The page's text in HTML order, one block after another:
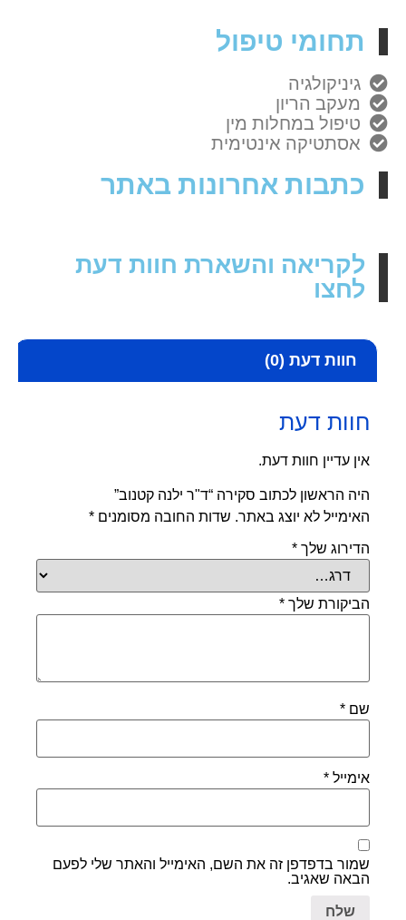
תחומי טיפול
גיניקולגיה
מעקב הריון
טיפול במחלות מין
אסתטיקה אינטימית
כתבות אחרונות באתר
לקריאה והשארת חוות דעת
לחצו
חוות דעת (0)
חוות דעת
אין עדיין חוות דעת.
היה הראשון לכתוב סקירה “ד"ר ילנה קטנוב”
האימייל לא יוצג באתר. שדות החובה מסומנים *
הדירוג שלך *
הביקורת שלך *
שם *
אימייל *
שמור בדפדפן זה את השם, האימייל והאתר שלי לפעם
הבאה שאגיב.